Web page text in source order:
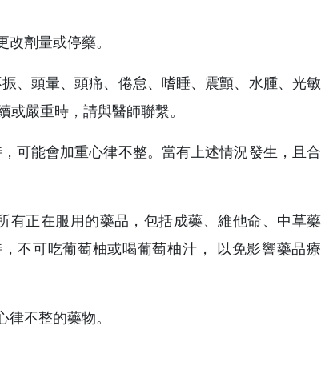
劑量或停藥。
、頭暈、頭痛、倦怠、嗜睡、震顫、水腫、光敏
嚴重時，請與醫師聯繫。
可能會加重心律不整。當有上述情況發生，且合
有正在服用的藥品，包括成藥、維他命、中草藥
不可吃葡萄柚或喝葡萄柚汁， 以免影響藥品療
不整的藥物。